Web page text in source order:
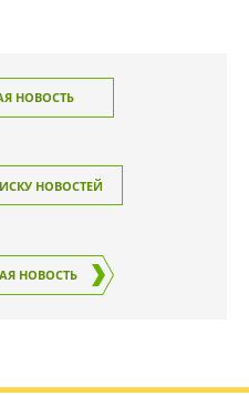
НОВОСТЬ
НОВОСТЕЙ
НОВОСТЬ